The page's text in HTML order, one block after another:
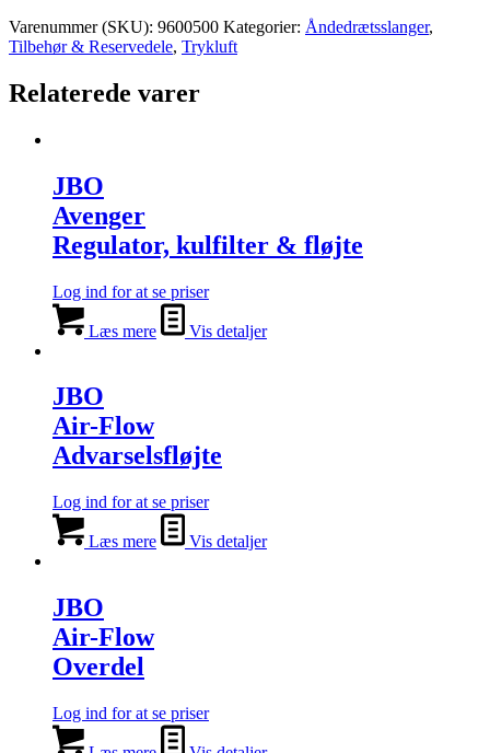
Varenummer (SKU): 9600500 Kategorier: Åndedrætsslanger,
Tilbehør & Reservedele, Trykluft
Relaterede varer
JBO
Avenger
Regulator, kulfilter & fløjte
Log ind for at se priser
Læs mere Vis detaljer
JBO
Air-Flow
Advarselsfløjte
Log ind for at se priser
Læs mere Vis detaljer
JBO
Air-Flow
Overdel
Log ind for at se priser